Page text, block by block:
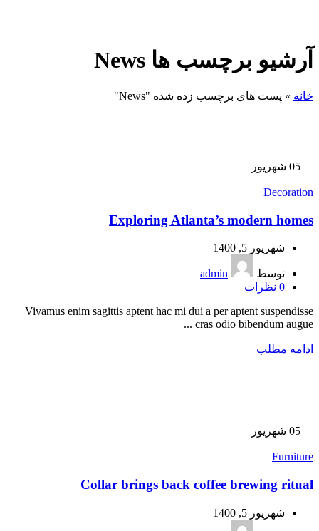
آرشیو برچسب ها News
خانه » پست های برچسب زده شده "News"
05 شهریور
Decoration
Exploring Atlanta’s modern homes
شهریور 5, 1400
توسط
admin
0 نظرات
Vivamus enim sagittis aptent hac mi dui a per aptent suspendisse
cras odio bibendum augue ...
ادامه مطلب
05 شهریور
Furniture
Collar brings back coffee brewing ritual
شهریور 5, 1400